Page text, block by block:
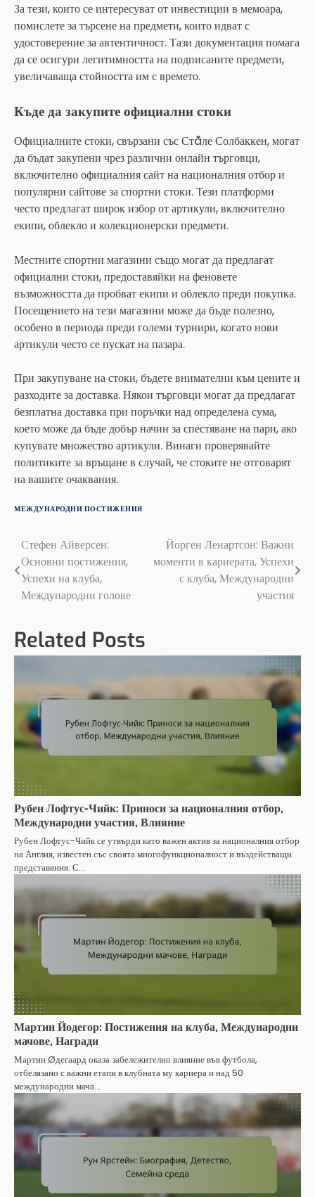
За тези, които се интересуват от инвестиции в мемоара,
помислете за търсене на предмети, които идват с
удостоверение за автентичност. Тази документация помага
да се осигури легитимността на подписаните предмети,
увеличаваща стойността им с времето.
Къде да закупите официални стоки
Официалните стоки, свързани със Стåле Солбаккен, могат
да бъдат закупени чрез различни онлайн търговци,
включително официалния сайт на националния отбор и
популярни сайтове за спортни стоки. Тези платформи
често предлагат широк избор от артикули, включително
екипи, облекло и колекционерски предмети.
Местните спортни магазини също могат да предлагат
официални стоки, предоставяйки на феновете
възможността да пробват екипи и облекло преди покупка.
Посещението на тези магазини може да бъде полезно,
особено в периода преди големи турнири, когато нови
артикули често се пускат на пазара.
При закупуване на стоки, бъдете внимателни към цените и
разходите за доставка. Някои търговци могат да предлагат
безплатна доставка при поръчки над определена сума,
което може да бъде добър начин за спестяване на пари, ако
купувате множество артикули. Винаги проверявайте
политиките за връщане в случай, че стоките не отговарят
на вашите очаквания.
МЕЖДУНАРОДНИ ПОСТИЖЕНИЯ
Post
navigation
Стефен Айверсен:
Основни постижения,
Успехи на клуба,
Международни голове
Йорген Ленартсон: Важни
моменти в кариерата, Успехи
с клуба, Международни
участия
Related Posts
Рубен Лофтус-Чийк: Приноси за националния отбор,
Международни участия, Влияние
Рубен Лофтус-Чийк се утвърди като важен актив за националния отбор
на Англия, известен със своята многофункционалност и въздействащи
представяния. С…
Мартин Йодегор: Постижения на клуба, Международни
мачове, Награди
Мартин Øдегаард оказа забележително влияние във футбола,
отбелязано с важни етапи в клубната му кариера и над 50
международни мача…